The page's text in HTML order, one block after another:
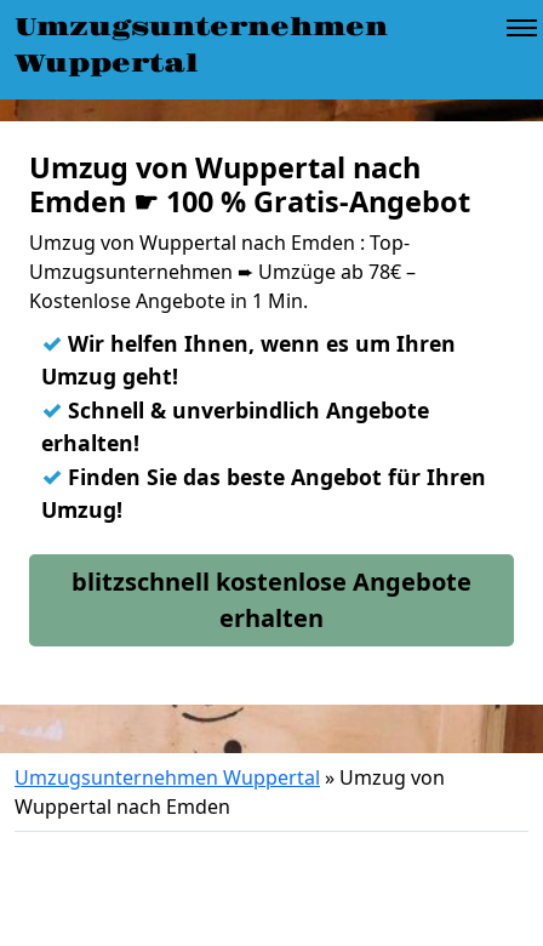
Umzugsunternehmen
Wuppertal
Umzug von Wuppertal nach
Emden ☛ 100 % Gratis-Angebot
Umzug von Wuppertal nach Emden : Top-
Umzugsunternehmen ➨ Umzüge ab 78€ –
Kostenlose Angebote in 1 Min.
✓ Wir helfen Ihnen, wenn es um Ihren
Umzug geht!
✓ Schnell & unverbindlich Angebote
erhalten!
✓ Finden Sie das beste Angebot für Ihren
Umzug!
blitzschnell kostenlose Angebote
erhalten
Umzugsunternehmen Wuppertal » Umzug von
Wuppertal nach Emden